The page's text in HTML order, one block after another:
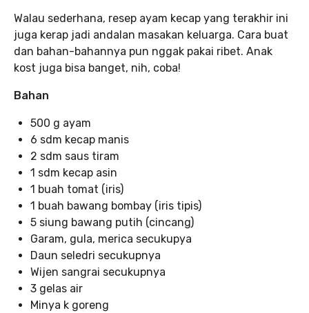
Walau sederhana, resep ayam kecap yang terakhir ini
juga kerap jadi andalan masakan keluarga. Cara buat
dan bahan-bahannya pun nggak pakai ribet. Anak
kost juga bisa banget, nih, coba!
Bahan
500 g ayam
6 sdm kecap manis
2 sdm saus tiram
1 sdm kecap asin
1 buah tomat (iris)
1 buah bawang bombay (iris tipis)
5 siung bawang putih (cincang)
Garam, gula, merica secukupya
Daun seledri secukupnya
Wijen sangrai secukupnya
3 gelas air
Minya k goreng